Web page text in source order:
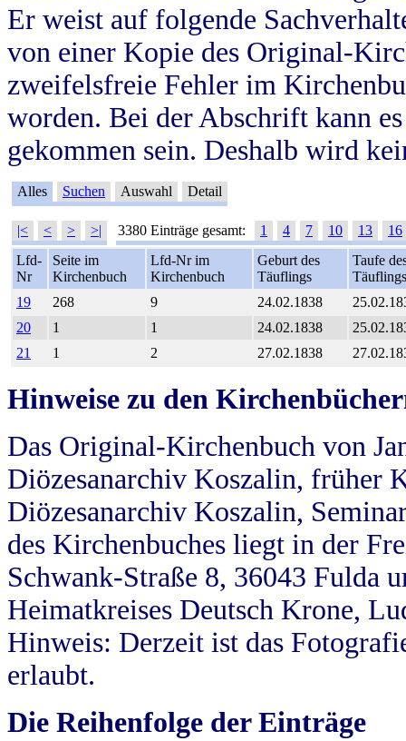
Er weist auf folgende
von einer Kopie des Original-
zweifelsfreie Fehler im
worden. Bei der Abschrift kann
gekommen sein. Deshalb wird
Alles Suchen Auswahl Detail
|< < > >| 3380 Einträge gesamt: 1 4 7 10 13
16
Lfd-
Nr
Seite im
Kirchenbuch
Lfd-Nr im
Kirchenbuch
Geburt des
Täuflings
Taufe
Täuflings
19
268 9 24.02.1838
20
1 1 24.02.1838
21
1 2 27.02.1838
Hinweise zu den
Das Original-Kirchenbuch von
Diözesanarchiv Koszalin, früher
Diözesanarchiv Koszalin,
des Kirchenbuches liegt in der
Schwank-Straße 8, 36043 Fulda
Heimatkreises Deutsch Krone,
Hinweis: Derzeit ist das
erlaubt.
Die Reihenfolge der Einträge